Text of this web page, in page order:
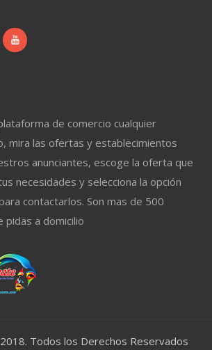
de comercio cualquier
mira las ofertas y establecimientos
anunciantes, escoge la oferta que
necesidades y selecciona la opción
contactarlos. Son mas de 500
pidas a domicilio
Todos los Derechos Reservados